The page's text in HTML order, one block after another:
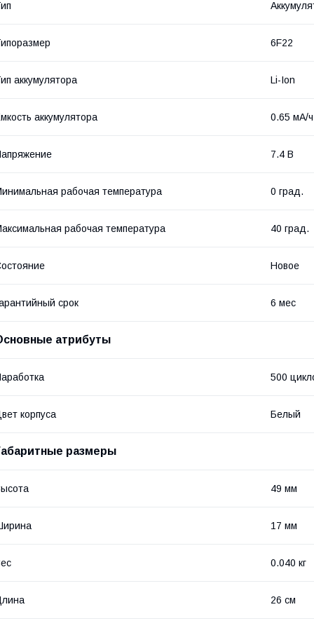
6F22
аккумулятора Li-Ion
аккумулятора 0.65 мА/ч
7.4 В
рабочая температура 0 град.
рабочая температура 40 град.
Новое
срок 6 мес
атрибуты
500
корпуса Белый
размеры
49 мм
17 мм
0.040 кг
26 см